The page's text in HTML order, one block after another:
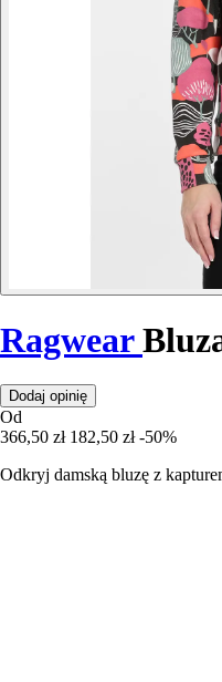
Ragwear
Dodaj opinię
Od
366,50 zł 182,50 zł -50%
Odkryj damską bluzę z